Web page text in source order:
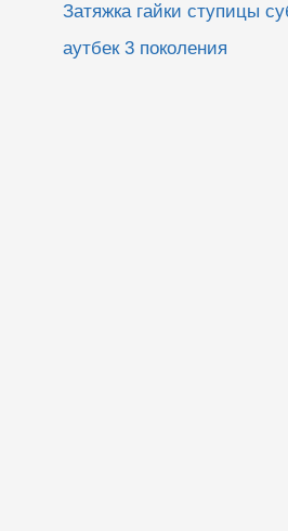
Затяжка гайки ступицы
аутбек 3 поколения